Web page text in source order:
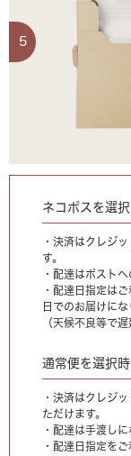
5
ネコポスを選
・決済はクレジ
す。
・配達はポスト
・配達日指定は
日でのお届けにな
（天候不良等で
通常便を選択
・決済はクレジ
ただけます。
・配達は手渡しに
・配達日指定を